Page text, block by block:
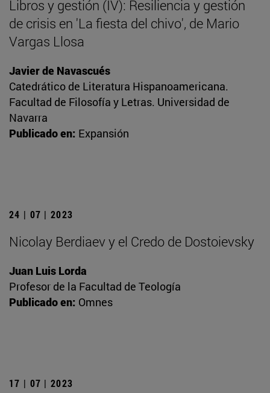
Libros y gestión (IV): Resiliencia y gestión
de crisis en 'La fiesta del chivo', de Mario
Vargas Llosa
Javier de Navascués
Catedrático de Literatura Hispanoamericana.
Facultad de Filosofía y Letras. Universidad de
Navarra
Publicado en: Expansión
24 | 07 | 2023
Nicolay Berdiaev y el Credo de Dostoievsky
Juan Luis Lorda
Profesor de la Facultad de Teología
Publicado en: Omnes
17 | 07 | 2023